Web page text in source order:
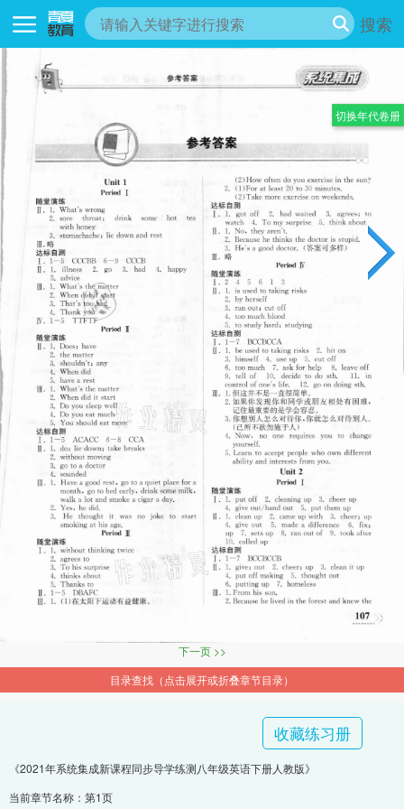
搜索
下一页 >>
目录查找（点击展开或折叠章节目录）
收藏练习册
《2021年系统集成新课程同步导学练测八年级英语下册人教版》
当前章节名称：第1页
切换年代卷册